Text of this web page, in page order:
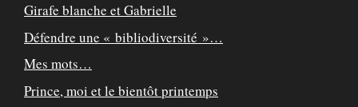
Girafe blanche et Gabrielle
Défendre une « bibliodiversité »…
Mes mots…
Prince, moi et le bientôt printemps